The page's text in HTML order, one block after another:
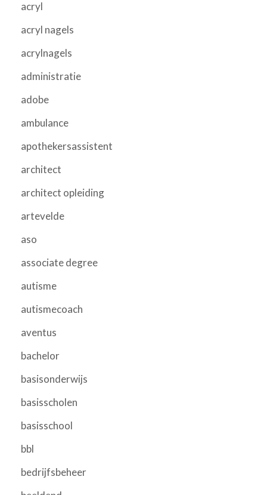
acryl
acryl nagels
acrylnagels
administratie
adobe
ambulance
apothekersassistent
architect
architect opleiding
artevelde
aso
associate degree
autisme
autismecoach
aventus
bachelor
basisonderwijs
basisscholen
basisschool
bbl
bedrijfsbeheer